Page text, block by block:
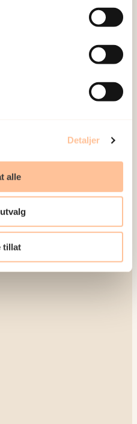
Detaljer
alle
tillat
vold og traumatisk